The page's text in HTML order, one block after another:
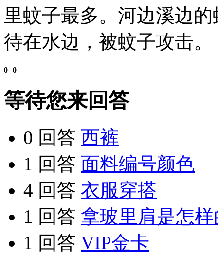
里蚊子最多。河边溪边
待在水边，被蚊子攻击。
0 0
等待您来回答
0 回答 西裤
1 回答 面料编号颜色
4 回答 衣服穿搭
1 回答 拿玻里肩是怎
1 回答 VIP金卡